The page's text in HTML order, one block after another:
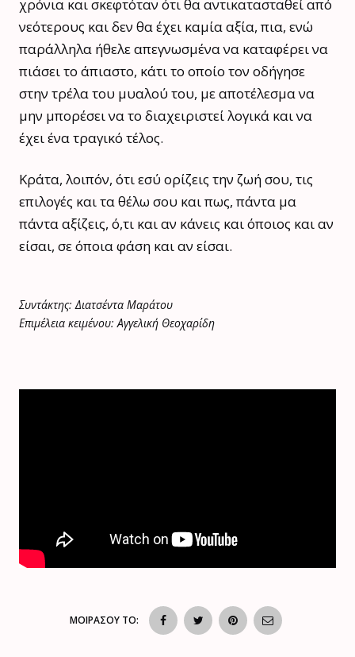
χρόνια και σκεφτόταν ότι θα αντικατασταθεί από
νεότερους και δεν θα έχει καμία αξία, πια, ενώ
παράλληλα ήθελε απεγνωσμένα να καταφέρει να
πιάσει το άπιαστο, κάτι το οποίο τον οδήγησε
στην τρέλα του μυαλού του, με αποτέλεσμα να
μην μπορέσει να το διαχειριστεί λογικά και να
έχει ένα τραγικό τέλος.
Κράτα, λοιπόν, ότι εσύ ορίζεις την ζωή σου, τις
επιλογές και τα θέλω σου και πως, πάντα μα
πάντα αξίζεις, ό,τι και αν κάνεις και όποιος και αν
είσαι, σε όποια φάση και αν είσαι.
Συντάκτης: Διατσέντα Μαράτου
Επιμέλεια κειμένου: Αγγελική Θεοχαρίδη
ΜΟΙΡΑΣΟΥ ΤΟ: